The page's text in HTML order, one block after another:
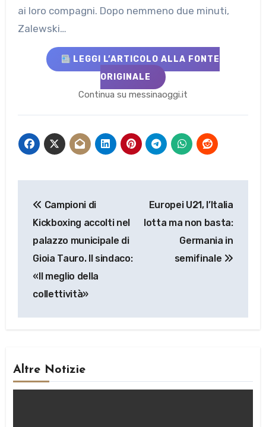
ai loro compagni. Dopo nemmeno due minuti,
Zalewski…
LEGGI L’ARTICOLO ALLA FONTE
ORIGINALE
Continua su messinaoggi.it
articoli
Campioni di
Kickboxing accolti nel
palazzo municipale di
Gioia Tauro. Il sindaco:
«Il meglio della
collettività»
Europei U21, l’Italia
lotta ma non basta:
Germania in
semifinale
Altre Notizie